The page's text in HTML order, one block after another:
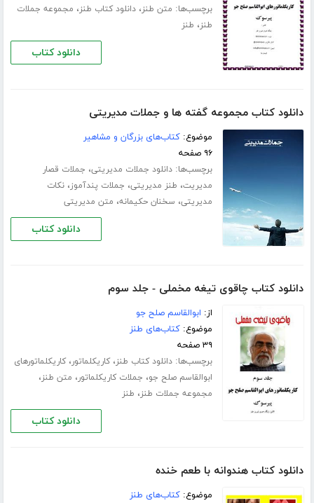
برچسب‌ها: متن طنز،دانلود کتاب طنز، مجموعه جملات
طنز، طنز
دانلود کتاب
دانلود کتاب مجموعه گفته ها و جملات مدیریتی
موضوع:کتاب‌های بزرگان و مشاهیر
۹۶ صفحه
برچسب‌ها:دانلود جملات مدیریتی، جملات قصار
مدیریت، طنز مدیریتی، جملات پندآموز،نکات
مدیریتی، سخنان حکیمانه، متن مدیریتی
دانلود کتاب
دانلود کتاب چاقوی تیغه مخملی - جلد سوم
از: ابوالقاسم صلح جو
موضوع:کتاب‌های طنز
۳۹ صفحه
برچسب‌ها:دانلود کتاب طنز،کاریکلماتور،کاریکلماتورهای
ابوالقاسم صلح جو، جملات کاریکلماتور، متن طنز،
مجموعه جملات طنز، طنز
دانلود کتاب
دانلود کتاب هندوانه با طعم خنده
موضوع:کتاب‌های طنز